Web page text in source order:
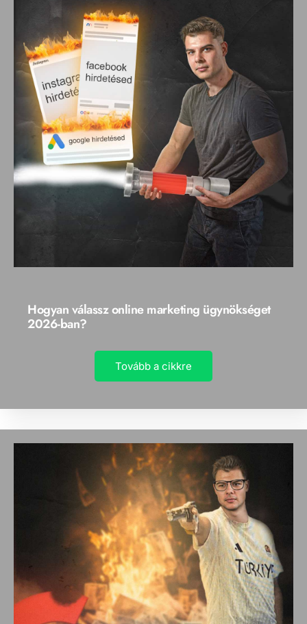
Hogyan válassz online marketing ügynökséget
2026-ban?
Tovább a cikkre